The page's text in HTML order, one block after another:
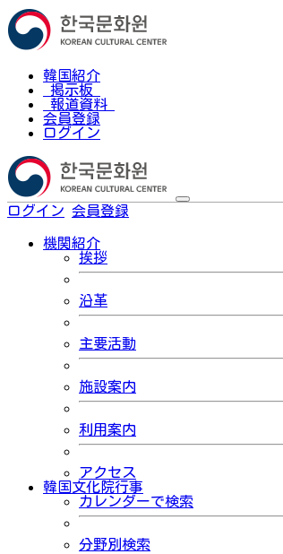
韓国紹介
掲示板
報道資料
会員登録
ログイン
ログイン 会員登録
機関紹介
挨拶
沿革
主要活動
施設案内
利用案内
アクセス
韓国文化院行事
カレンダーで検索
分野別検索